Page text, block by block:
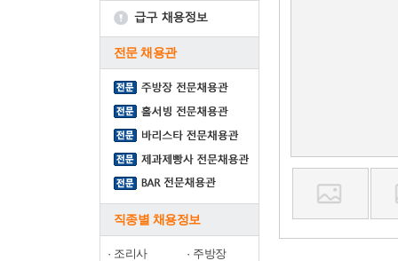
전문 채용관
직종별 채용정보
· 조리사 · 주방장